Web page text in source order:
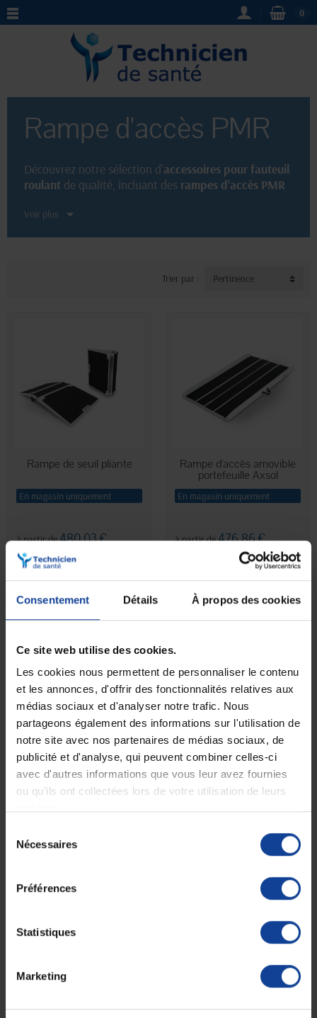
Consentement Détails À propos des cookies
Ce site web utilise des cookies.
Les cookies nous permettent de personnaliser le contenu
et les annonces, d'offrir des fonctionnalités relatives aux
médias sociaux et d'analyser notre trafic. Nous
partageons également des informations sur l'utilisation de
notre site avec nos partenaires de médias sociaux, de
publicité et d'analyse, qui peuvent combiner celles-ci
avec d'autres informations que vous leur avez fournies
ou qu'ils ont collectées lors de votre utilisation de leurs
Nécessaires
Préférences
Statistiques
Marketing
0
Rampe d'accès PMR
Découvrez notre sélection d'accessoires pour fauteuil
roulant de qualité, incluant des rampes d'accès PMR
indispensables pour faciliter les déplacements des
ergonomiques et robustes, adaptées à tous types de
Voir plus
Trier par : Pertinence
Rampe de seuil pliante
En magasin uniquement
à partir de480,03 €
Rampe d'accès amovible
portefeuille Axsol
En magasin uniquement
à partir de476,86 €
Rampe pliante en
aluminium (90 cm)
En magasin uniquement
à partir de 854,55 €
Rampe de seuil standard
En magasin uniquement
à partir de209,95 €
Rampe pour véhicule
En magasin uniquement